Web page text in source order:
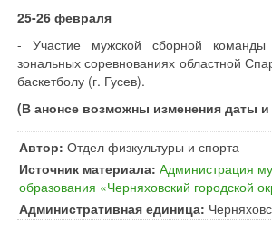
25-26 февраля
- Участие мужской сборной
зональных соревнованиях областной
баскетболу (г. Гусев).
(В анонсе возможны изменения даты
Автор: Отдел физкультуры и спорта
Источник материала: Администрация
образования «Черняховский городской
Административная единица: